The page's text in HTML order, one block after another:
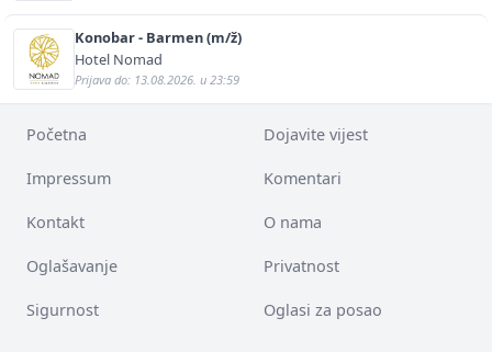
Konobar - Barmen (m/ž)
Hotel Nomad
Prijava do: 13.08.2026. u 23:59
Početna Dojavite vijest
Impressum Komentari
Kontakt O nama
Oglašavanje Privatnost
Sigurnost Oglasi za posao